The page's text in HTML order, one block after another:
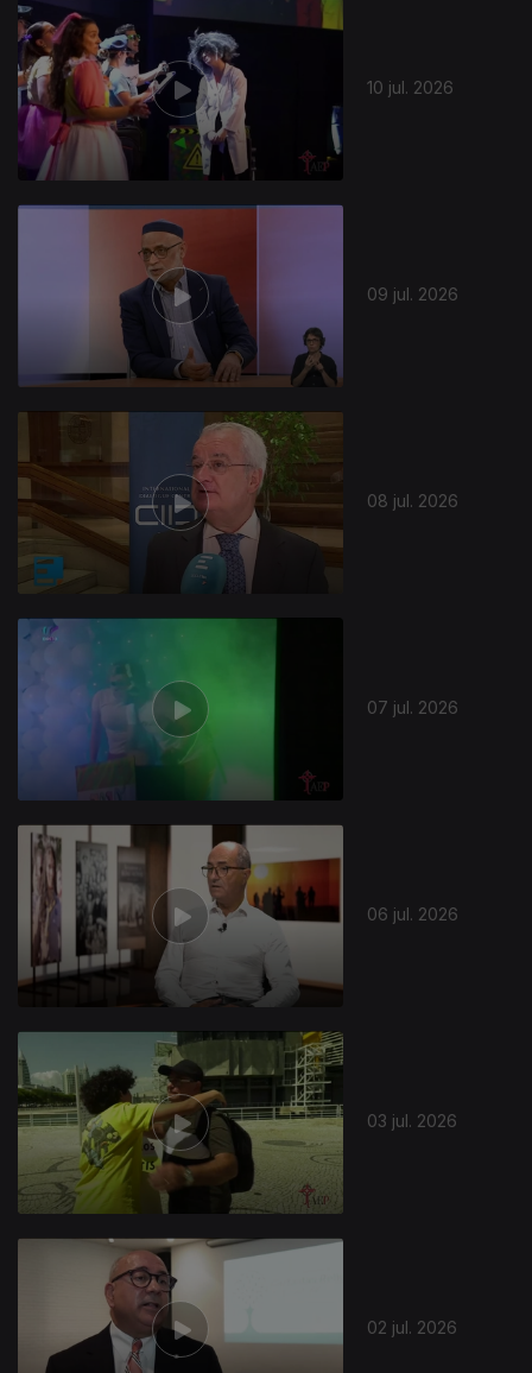
10 jul. 2026
09 jul. 2026
08 jul. 2026
07 jul. 2026
06 jul. 2026
03 jul. 2026
02 jul. 2026